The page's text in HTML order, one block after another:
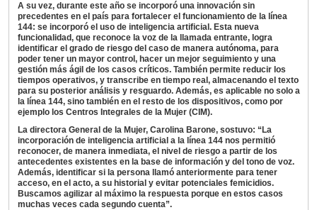
A su vez, durante este año se incorporó una innovación sin
precedentes en el país para fortalecer el funcionamiento de la línea
144: se incorporó el uso de inteligencia artificial. Esta nueva
funcionalidad, que reconoce la voz de la llamada entrante, logra
identificar el grado de riesgo del caso de manera autónoma, para
poder tener un mayor control, hacer un mejor seguimiento y una
gestión más ágil de los casos críticos. También permite reducir los
tiempos operativos, y transcribe en tiempo real, almacenando el texto
para su posterior análisis y resguardo. Además, es aplicable no solo a
la línea 144, sino también en el resto de los dispositivos, como por
ejemplo los Centros Integrales de la Mujer (CIM).
La directora General de la Mujer, Carolina Barone, sostuvo: “La
incorporación de inteligencia artificial a la línea 144 nos permitió
reconocer, de manera inmediata, el nivel de riesgo a partir de los
antecedentes existentes en la base de información y del tono de voz.
Además, identificar si la persona llamó anteriormente para tener
acceso, en el acto, a su historial y evitar potenciales femicidios.
Buscamos agilizar al máximo la respuesta porque en estos casos
muchas veces cada segundo cuenta”.